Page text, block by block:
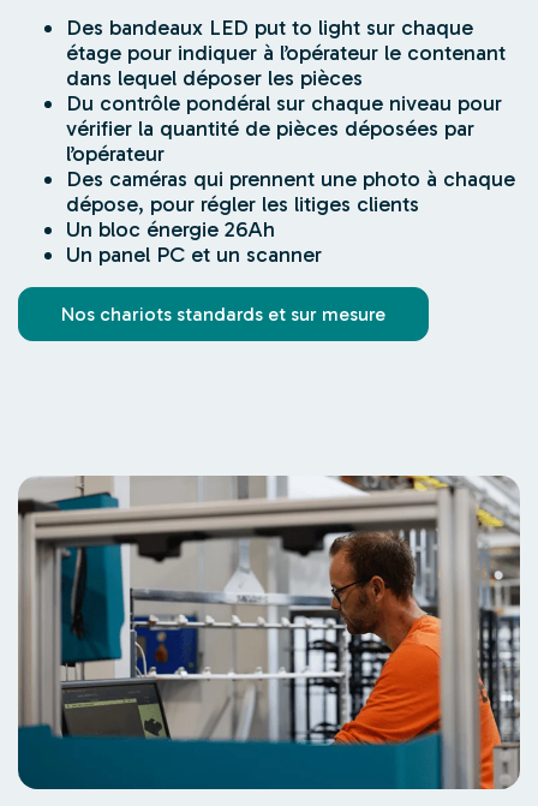
Des bandeaux LED put to light sur chaque
étage pour indiquer à l’opérateur le contenant
dans lequel déposer les pièces
Du contrôle pondéral sur chaque niveau pour
vérifier la quantité de pièces déposées par
l’opérateur
Des caméras qui prennent une photo à chaque
dépose, pour régler les litiges clients
Un bloc énergie 26Ah
Un panel PC et un scanner
Nos chariots standards et sur mesure